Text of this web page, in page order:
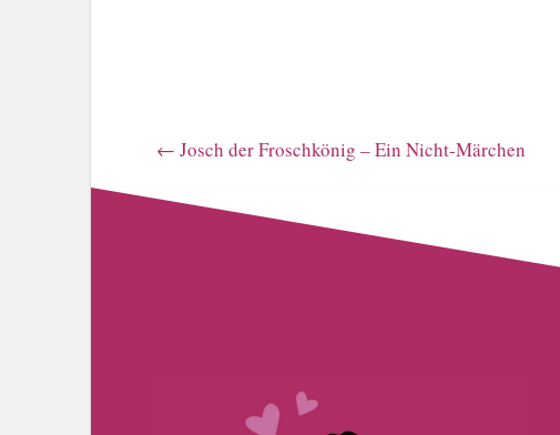
← Josch der Froschkönig – Ein Nicht-Märchen